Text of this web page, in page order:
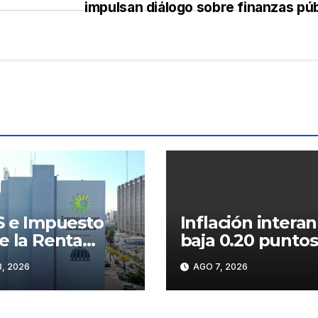
impulsan diálogo sobre finanzas
e Impuesto
la Renta
las
de la
superan los
2026
Inflación
baja 0.20 puntos
porcentuales y se
sitúa en 5.47 %
AGO 7, 2026